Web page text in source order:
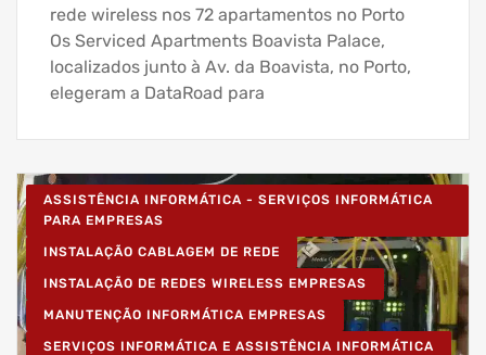
rede wireless nos 72 apartamentos no Porto
Os Serviced Apartments Boavista Palace,
localizados junto à Av. da Boavista, no Porto,
elegeram a DataRoad para
ASSISTÊNCIA INFORMÁTICA - SERVIÇOS INFORMÁTICA
PARA EMPRESAS
INSTALAÇÃO CABLAGEM DE REDE
INSTALAÇÃO DE REDES WIRELESS EMPRESAS
MANUTENÇÃO INFORMÁTICA EMPRESAS
SERVIÇOS INFORMÁTICA E ASSISTÊNCIA INFORMÁTICA